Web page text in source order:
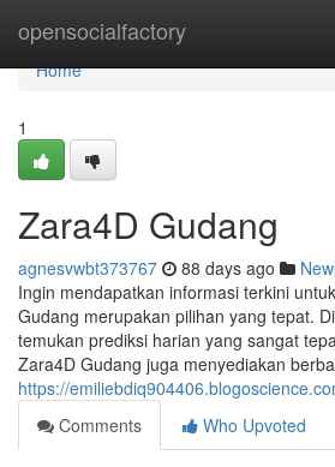
opensocialfactory
Home
Home
1
Zara4D Gudang
agnesvwbt373767 88 days ago
Ingin mendapatkan informasi terkini
Gudang merupakan pilihan yang tepat.
temukan prediksi harian yang sangat
Zara4D Gudang juga menyediakan
https://
Comments
Who Upvoted